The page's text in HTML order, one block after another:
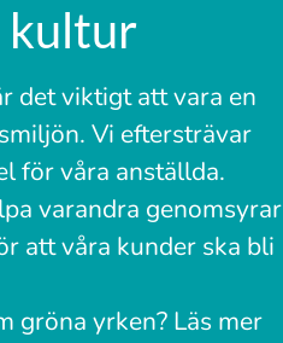
kultur
det viktigt att vara en
Vi eftersträvar
för våra anställda.
varandra genomsyrar
att våra kunder ska bli
gröna yrken? Läs mer